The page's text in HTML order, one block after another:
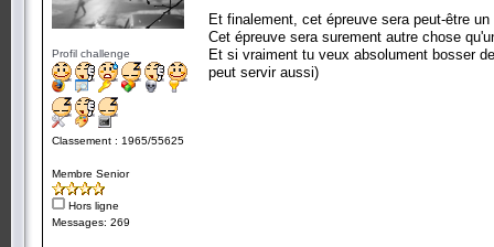
Profil challenge
Classement : 1965/55625
Membre Senior
Hors ligne
Messages: 269
Et finalement, cet épreuve sera peut-être
Cet épreuve sera surement autre chose
Et si vraiment tu veux absolument bosser
peut servir aussi)